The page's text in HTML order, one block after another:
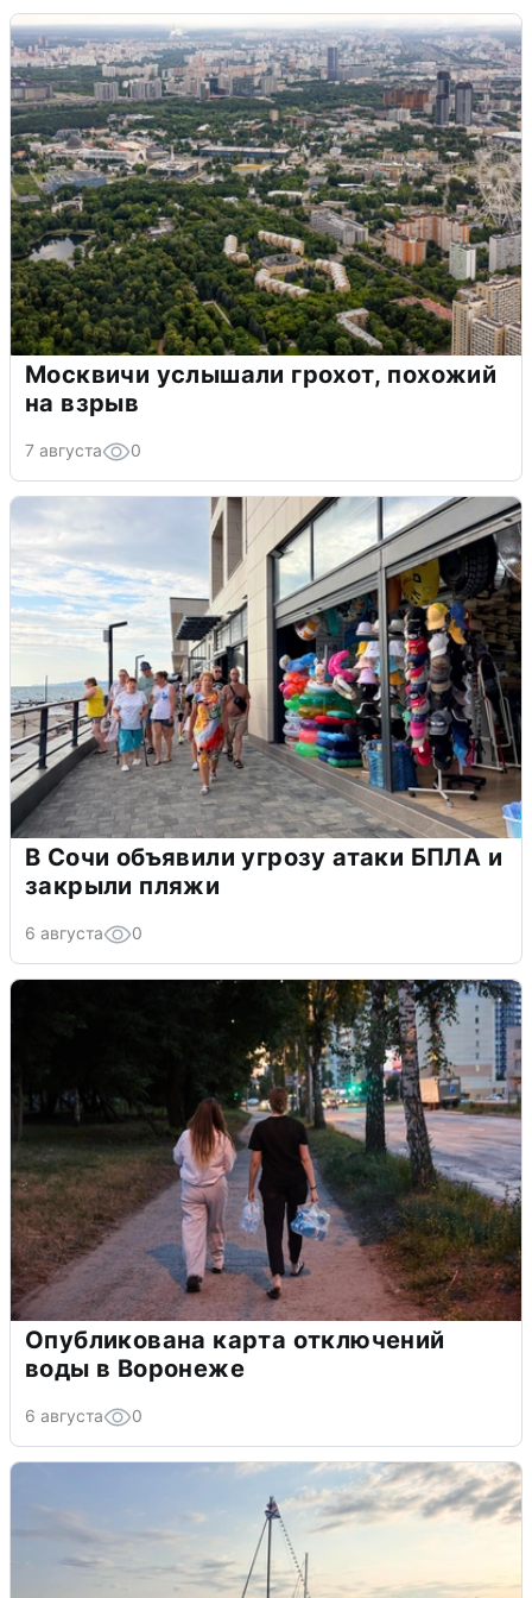
Москвичи услышали грохот, похожий
на взрыв
7 августа 0
В Сочи объявили угрозу атаки БПЛА и
закрыли пляжи
6 августа 0
Опубликована карта отключений
воды в Воронеже
6 августа 0